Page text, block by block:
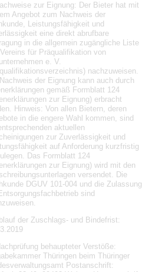
zur Eignung: Der Bieter hat mit
Angebot zum Nachweis der
Leistungsfähigkeit und
eine direkt abrufbare
in die allgemein zugängliche Liste
für Präqualifikation von
e. V.
nachzuweisen.
der Eignung kann auch durch
gemäß Formblatt 124
zur Eignung) erbracht
Hinweis: Von allen Bietern, deren
in die engere Wahl kommen, sind
aktuellen
zur Zuverlässigkeit und
auf Anforderung kurzfristig
Das Formblatt 124
zur Eignung) wird mit den
versendet. Die
DGUV 101-004 und die Zulassung
sind
der Zuschlags- und Bindefrist:
behaupteter Verstöße:
Thüringen beim Thüringer
Postanschrift: